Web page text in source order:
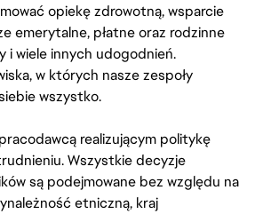
opiekę zdrowotną, wsparcie
emerytalne, płatne oraz rodzinne
i wiele innych udogodnień.
w których nasze zespoły
wszystko.
realizującym politykę
Wszystkie decyzje
są podejmowane bez względu na
etniczną, kraj